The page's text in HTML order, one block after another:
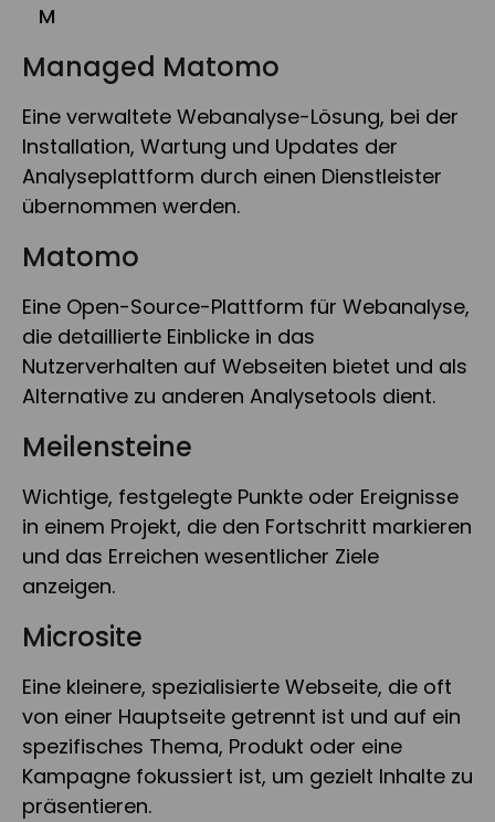
M
Managed Matomo
Eine verwaltete Webanalyse-Lösung, bei der
Installation, Wartung und Updates der
Analyseplattform durch einen Dienstleister
übernommen werden.
Matomo
Eine Open-Source-Plattform für Webanalyse,
die detaillierte Einblicke in das
Nutzerverhalten auf Webseiten bietet und als
Alternative zu anderen Analysetools dient.
Meilensteine
Wichtige, festgelegte Punkte oder Ereignisse
in einem Projekt, die den Fortschritt markieren
und das Erreichen wesentlicher Ziele
anzeigen.
Microsite
Eine kleinere, spezialisierte Webseite, die oft
von einer Hauptseite getrennt ist und auf ein
spezifisches Thema, Produkt oder eine
Kampagne fokussiert ist, um gezielt Inhalte zu
präsentieren.